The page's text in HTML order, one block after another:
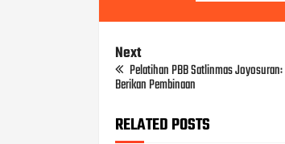
Next
Pelatihan PBB Satlinmas
Berikan Pembinaan
RELATED POSTS